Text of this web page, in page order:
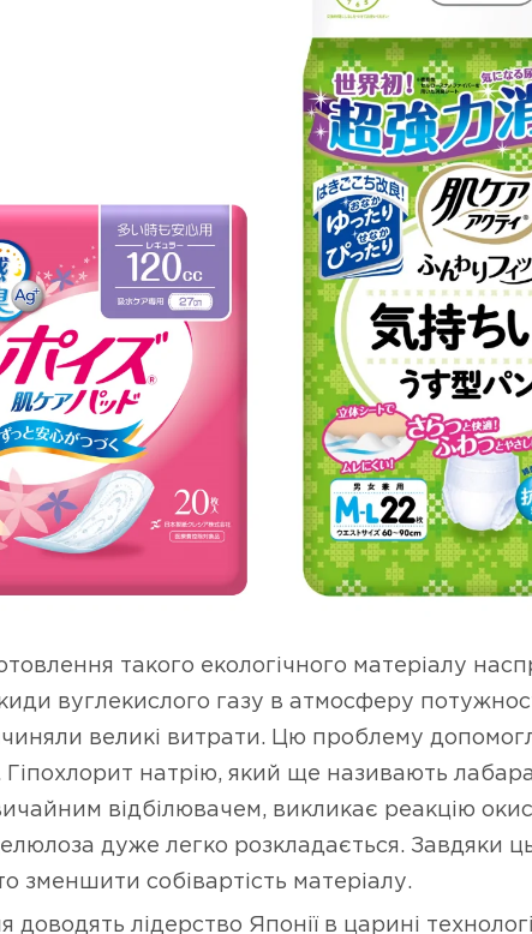
такого екологічного матеріалу
вуглекислого газу в атмосферу
великі витрати. Цю проблему
Гіпохлорит натрію, який ще називають
відбілювачем, викликає реакцію
дуже легко розкладається. Завдяки
зменшити собівартість матеріалу.
доводять лідерство Японії в царині